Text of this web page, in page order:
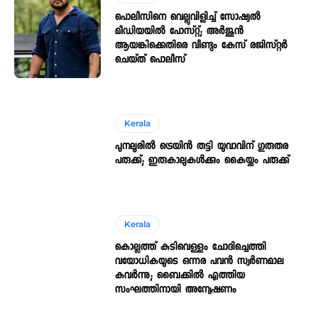
പൊലീസിനെ വെല്ലുവിളിച്ച് സോഷ്യൽ
മീഡിയയിൽ പോസ്റ്റ്; അർജുൻ
ആയങ്കിക്കെതിരെ വീണ്ടും കേസ് രജിസ്റ്റർ
ചെയ്ത് പൊലീസ്
Kerala
പുനലൂരിൽ ട്രെയിൻ തട്ടി യുവാവിന് ഗുരുതര
പരുക്ക്; ഇരുകാലുകൾക്കും കൈയ്ക്കും പരുക്ക്
Kerala
കൊല്ലത്ത് കുടിവെള്ളം ചോദിച്ചെത്തി
വയോധികയുടെ ഒന്നര പവൻ സ്വർണമാല
കവർന്നു; ബൈക്കിൽ എത്തിയ
സംഘത്തിനായി അന്വേഷണം